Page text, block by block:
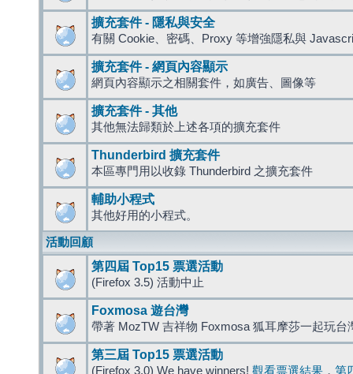
擴充套件 - 隱私與安全
有關 Cookie、密碼、Proxy 等增強隱私與
擴充套件 - 網頁內容顯示
網頁內容顯示之相關套件，如廣告、圖像等
擴充套件 - 其他
其他無法歸類於上述各項的擴充套件
Thunderbird 擴充套件
本區專門用以收錄 Thunderbird 之擴充套件
輔助小程式
其他好用的小程式。
活動回顧
第四屆 Top15 票選活動
(Firefox 3.5) 活動中止
Foxmosa 遊台灣
帶著 MozTW 吉祥物 Foxmosa 狐耳摩莎一起玩台
第三屆 Top15 票選活動
(Firefox 3.0) We have winners! 觀看票選結果 ， 第